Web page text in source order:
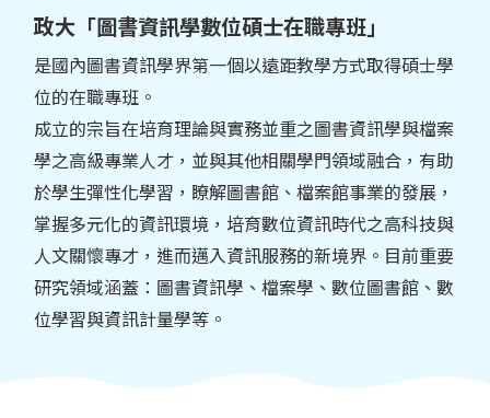
政大「圖書資訊學數位碩士在職專班」
是國內圖書資訊學界第一個以遠距教學方式取得碩士學
位的在職專班。
成立的宗旨在培育理論與實務並重之圖書資訊學與檔案
學之高級專業人才，並與其他相關學門領域融合，有助
於學生彈性化學習，瞭解圖書館、檔案館事業的發展，
掌握多元化的資訊環境，培育數位資訊時代之高科技與
人文關懷專才，進而邁入資訊服務的新境界。目前重要
研究領域涵蓋：圖書資訊學、檔案學、數位圖書館、數
位學習與資訊計量學等。